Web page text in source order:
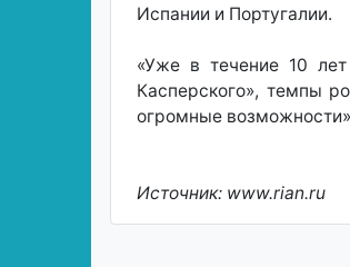
Испании и Португалии.
«Уже в течение 10 лет
Касперского», темпы
огромные
Источник: www.rian.ru